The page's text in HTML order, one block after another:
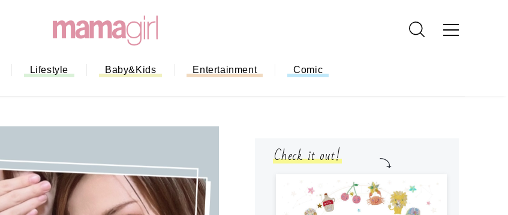
Lifestyle Baby&Kids Entertainment Comic
Check it out!